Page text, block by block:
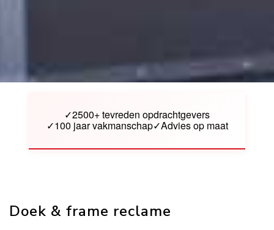
✓2500+ tevreden opdrachtgevers
✓100 jaar vakmanschap✓Advies op maat
Doek & frame reclame